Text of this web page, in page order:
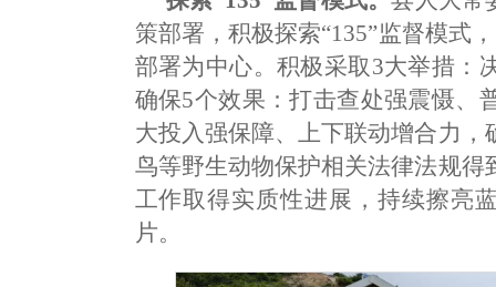
策部署，积极探索“135”监督模式
部署为中心。积极采取3大举措：
确保5个效果：打击查处强震慑、
大投入强保障、上下联动增合力
鸟等野生动物保护相关法律法规
工作取得实质性进展，持续擦亮
片。